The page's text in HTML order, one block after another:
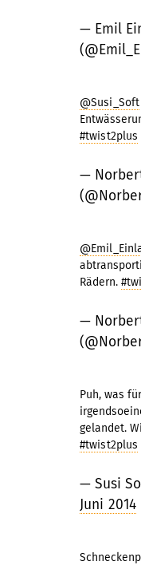
— Emil
@Susi_Soft
#twist2plus
—
Rädern.
—
Puh, was
gelandet.
#twist2plus
— Susi
Juni 2014